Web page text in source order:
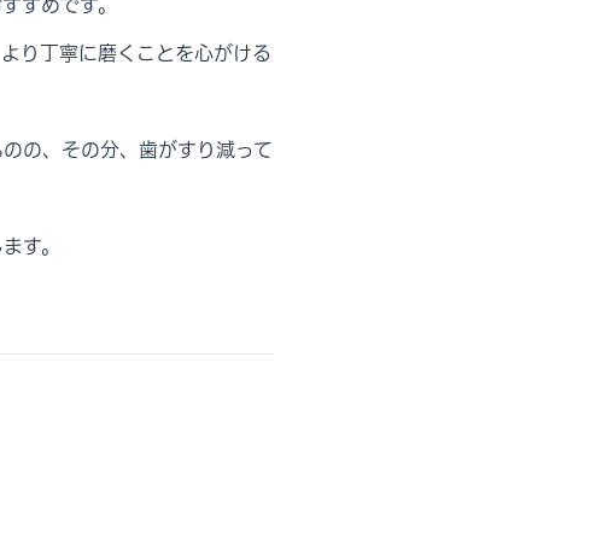
り丁寧に磨くことを心がける
の、その分、歯がすり減って
す。